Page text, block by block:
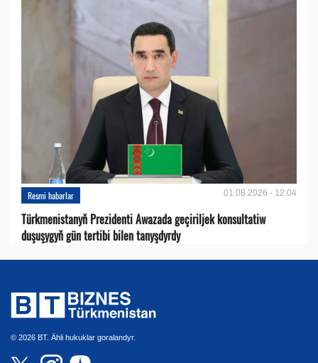
Resmi habarlar 01.08.2026 - 12:04
Türkmenistanyň Prezidenti Awazada geçiriljek konsultatiw
duşuşygyň gün tertibi bilen tanyşdyrdy
© 2026 BT. Ähli hukuklar goralandyr.